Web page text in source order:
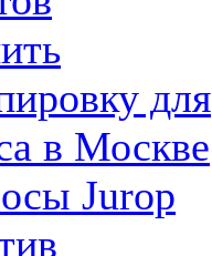
для
в Москве
Jurop